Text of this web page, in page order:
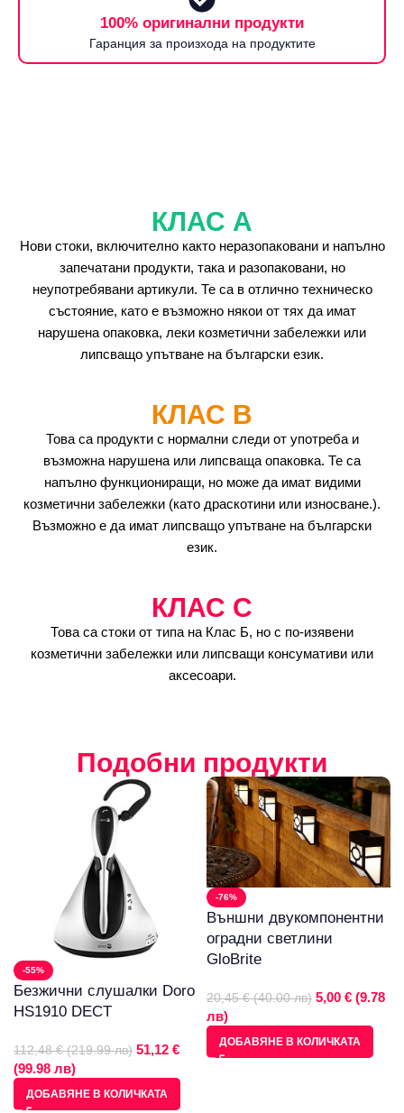
100% оригинални продукти
Гаранция за произхода на продуктите
КЛАС А
Нови стоки, включително както неразопаковани и напълно
запечатани продукти, така и разопаковани, но
неупотребявани артикули. Те са в отлично техническо
състояние, като е възможно някои от тях да имат
нарушена опаковка, леки козметични забележки или
липсващо упътване на български език.
КЛАС B
Това са продукти с нормални следи от употреба и
възможна нарушена или липсваща опаковка. Те са
напълно функциониращи, но може да имат видими
козметични забележки (като драскотини или износване.).
Възможно е да имат липсващо упътване на български
език.
КЛАС C
Това са стоки от типа на Клас Б, но с по-изявени
козметични забележки или липсващи консумативи или
аксесоари.
Подобни продукти
-55%
Безжични слушалки Doro
HS1910 DECT
112,48 € (219.99 лв) 51,12 €
(99.98 лв)
ДОБАВЯНЕ В КОЛИЧКАТА
-76%
Външни двукомпонентни
оградни светлини
GloBrite
20,45 € (40.00 лв) 5,00 € (9.78
лв)
ДОБАВЯНЕ В КОЛИЧКАТА